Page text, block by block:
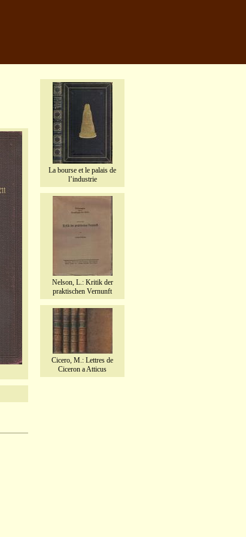
La bourse et le palais de
l’industrie
Nelson, L.: Kritik der
praktischen Vernunft
Cicero, M.: Lettres de
Ciceron a Atticus